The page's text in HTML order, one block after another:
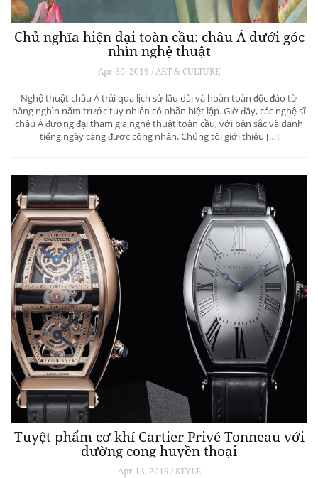
Chủ nghĩa hiện đại toàn cầu: châu Á dưới góc
nhìn nghệ thuật
Apr 30, 2019 / ART & CULTURE
Nghệ thuật châu Á trải qua lịch sử lâu dài và hoàn toàn độc đáo từ
hàng nghìn năm trước tuy nhiên có phần biệt lập. Giờ đây, các nghệ sĩ
châu Á đương đại tham gia nghệ thuật toàn cầu, với bản sắc và danh
tiếng ngày càng được công nhận. Chúng tôi giới thiệu […]
Tuyệt phẩm cơ khí Cartier Privé Tonneau với
đường cong huyền thoại
Apr 13, 2019 / STYLE